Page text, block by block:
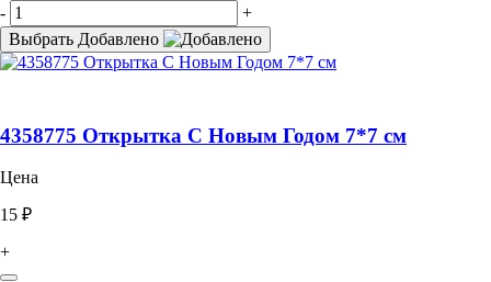
-
+
Выбрать Добавлено
4358775 Открытка С Новым Годом 7*7 см
Цена
15 ₽
+